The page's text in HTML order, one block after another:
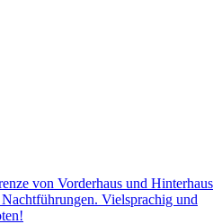
von Vorderhaus und Hinterhaus
Vielsprachig und